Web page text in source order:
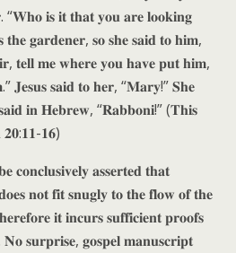
“𝐖𝐡𝐨 𝐢𝐬 𝐢𝐭 𝐭𝐡𝐚𝐭 𝐲𝐨𝐮 𝐚𝐫𝐞 𝐥𝐨𝐨𝐤𝐢𝐧𝐠
𝐠𝐚𝐫𝐝𝐞𝐧𝐞𝐫, 𝐬𝐨 𝐬𝐡𝐞 𝐬𝐚𝐢𝐝 𝐭𝐨 𝐡𝐢𝐦,
𝐭𝐞𝐥𝐥 𝐦𝐞 𝐰𝐡𝐞𝐫𝐞 𝐲𝐨𝐮 𝐡𝐚𝐯𝐞 𝐩𝐮𝐭 𝐡𝐢𝐦,
𝐉𝐞𝐬𝐮𝐬 𝐬𝐚𝐢𝐝 𝐭𝐨 𝐡𝐞𝐫, “𝐌𝐚𝐫𝐲!” 𝐒𝐡𝐞
𝐢𝐧 𝐇𝐞𝐛𝐫𝐞𝐰, “𝐑𝐚𝐛𝐛𝐨𝐧𝐢!” (𝐓𝐡𝐢𝐬
𝟏𝟔)
𝐜𝐨𝐧𝐜𝐥𝐮𝐬𝐢𝐯𝐞𝐥𝐲 𝐚𝐬𝐬𝐞𝐫𝐭𝐞𝐝 𝐭𝐡𝐚𝐭
𝐧𝐨𝐭 𝐟𝐢𝐭 𝐬𝐧𝐮𝐠𝐥𝐲 𝐭𝐨 𝐭𝐡𝐞 𝐟𝐥𝐨𝐰 𝐨𝐟 𝐭𝐡𝐞
𝐢𝐭 𝐢𝐧𝐜𝐮𝐫𝐬 𝐬𝐮𝐟𝐟𝐢𝐜𝐢𝐞𝐧𝐭 𝐩𝐫𝐨𝐨𝐟𝐬
𝐬𝐮𝐫𝐩𝐫𝐢𝐬𝐞, 𝐠𝐨𝐬𝐩𝐞𝐥 𝐦𝐚𝐧𝐮𝐬𝐜𝐫𝐢𝐩𝐭